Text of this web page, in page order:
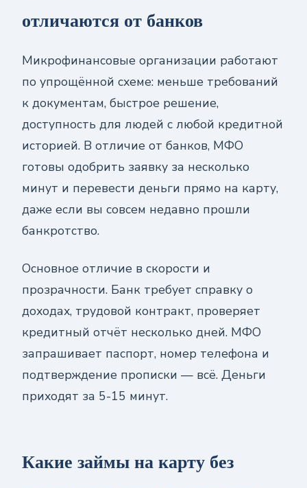
отличаются от банков
Микрофинансовые организации работают
по упрощённой схеме: меньше требований
к документам, быстрое решение,
доступность для людей с любой кредитной
историей. В отличие от банков, МФО
готовы одобрить заявку за несколько
минут и перевести деньги прямо на карту,
даже если вы совсем недавно прошли
банкротство.
Основное отличие в скорости и
прозрачности. Банк требует справку о
доходах, трудовой контракт, проверяет
кредитный отчёт несколько дней. МФО
запрашивает паспорт, номер телефона и
подтверждение прописки — всё. Деньги
приходят за 5-15 минут.
Какие займы на карту без